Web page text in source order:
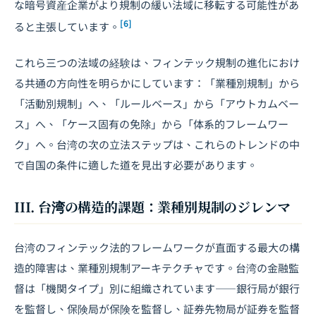
な暗号資産企業がより規制の緩い法域に移転する可能性があ
ると主張しています。 [6]
これら三つの法域の経験は、フィンテック規制の進化におけ
る共通の方向性を明らかにしています：「業種別規制」から
「活動別規制」へ、「ルールベース」から「アウトカムベー
ス」へ、「ケース固有の免除」から「体系的フレームワー
ク」へ。台湾の次の立法ステップは、これらのトレンドの中
で自国の条件に適した道を見出す必要があります。
III. 台湾の構造的課題：業種別規制のジレンマ
台湾のフィンテック法的フレームワークが直面する最大の構
造的障害は、業種別規制アーキテクチャです。台湾の金融監
督は「機関タイプ」別に組織されています――銀行局が銀行
を監督し、保険局が保険を監督し、証券先物局が証券を監督